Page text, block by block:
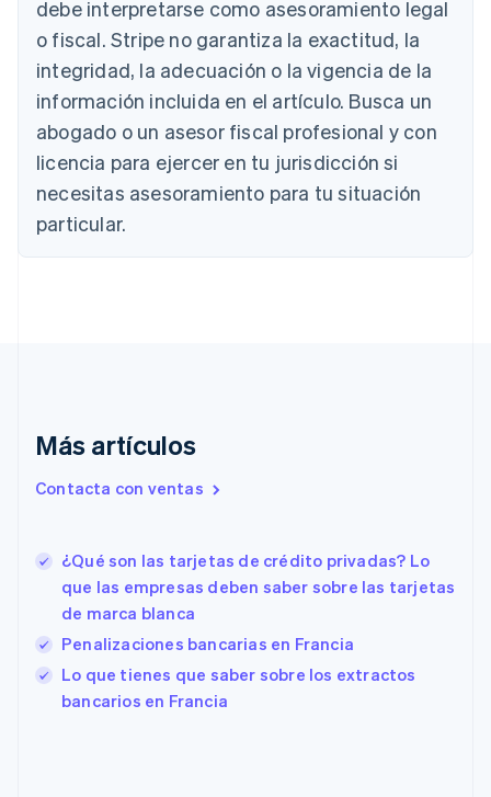
debe interpretarse como asesoramiento legal
o fiscal. Stripe no garantiza la exactitud, la
integridad, la adecuación o la vigencia de la
información incluida en el artículo. Busca un
abogado o un asesor fiscal profesional y con
licencia para ejercer en tu jurisdicción si
necesitas asesoramiento para tu situación
particular.
Más artículos
Contacta con ventas
¿Qué son las tarjetas de crédito privadas? Lo
que las empresas deben saber sobre las tarjetas
de marca blanca
Penalizaciones bancarias en Francia
Lo que tienes que saber sobre los extractos
bancarios en Francia
Austria
DeutschEnglish
Bélgica
Nederlands
Brasil
PortuguêsEnglish
Bulgaria
English
Canadá
English
China continental
简体中文English
English
English
España
Estados Unidos
EnglishEspañol简体中文
Estonia
Finlandia
EnglishSvenska